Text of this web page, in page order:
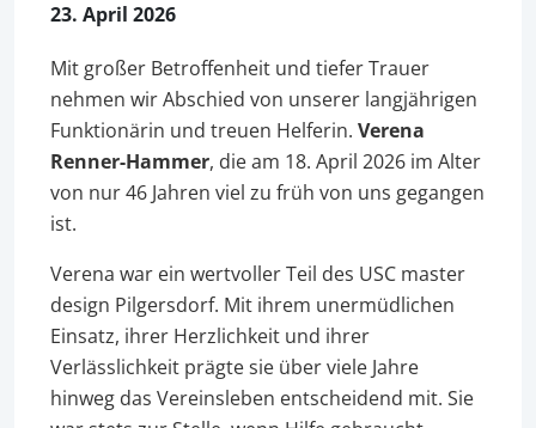
23. April 2026
Mit großer Betroffenheit und tiefer Trauer
nehmen wir Abschied von unserer langjährigen
Funktionärin und treuen Helferin. Verena
Renner-Hammer, die am 18. April 2026 im Alter
von nur 46 Jahren viel zu früh von uns gegangen
ist.
Verena war ein wertvoller Teil des USC master
design Pilgersdorf. Mit ihrem unermüdlichen
Einsatz, ihrer Herzlichkeit und ihrer
Verlässlichkeit prägte sie über viele Jahre
hinweg das Vereinsleben entscheidend mit. Sie